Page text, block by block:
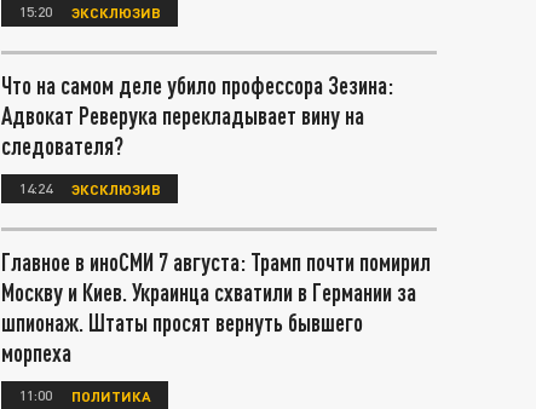
15:20 ЭКСКЛЮЗИВ
Что на самом деле убило профессора Зезина:
Адвокат Реверука перекладывает вину на
следователя?
14:24 ЭКСКЛЮЗИВ
Главное в иноСМИ 7 августа: Трамп почти помирил
Москву и Киев. Украинца схватили в Германии за
шпионаж. Штаты просят вернуть бывшего
морпеха
11:00 ПОЛИТИКА